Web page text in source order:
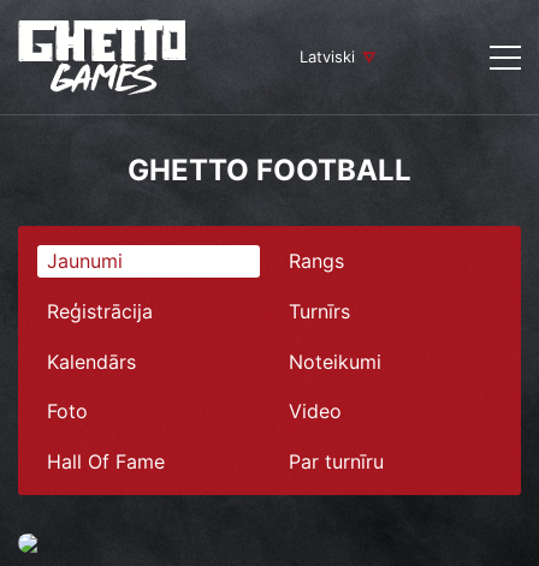
Latviski
GHETTO FOOTBALL
Jaunumi Rangs
Reģistrācija Turnīrs
Kalendārs Noteikumi
Foto Video
Hall Of Fame Par turnīru